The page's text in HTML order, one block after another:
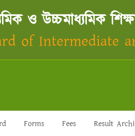
ও উচ্চমাধ্যমিক
of Intermediate
Forms Fees Result